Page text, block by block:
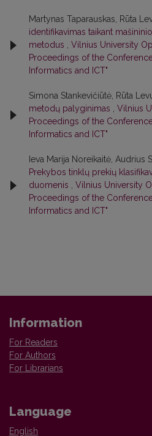
Martynas Taparauskas, Rūta
identifikavimas taikant
metodus
Vilnius University
Proceedings of the
Informatics and ICT"
Simona Stankevičiūtė, Rūta
metodų palyginimas
Vilnius
Proceedings of the
Informatics and ICT"
Ieva Marija Noreikaitė, Audrius
Prekybos tinklų prekių
duomenis
Vilnius University
Proceedings of the
Informatics and ICT"
Information
For Readers
For Authors
For Librarians
Language
English